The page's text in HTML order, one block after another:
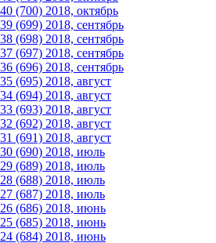
(700) 2018, октябрь
(699) 2018, сентябрь
(698) 2018, сентябрь
(697) 2018, сентябрь
(696) 2018, сентябрь
(695) 2018, август
(694) 2018, август
(693) 2018, август
(692) 2018, август
(691) 2018, август
(690) 2018, июль
(689) 2018, июль
(688) 2018, июль
(687) 2018, июль
(686) 2018, июнь
(685) 2018, июнь
(684) 2018, июнь